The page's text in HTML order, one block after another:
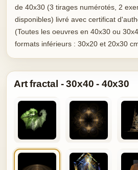
de 40x30 (3 tirages numérotés, 2
disponibles) livré avec certificat
(Toutes les oeuvres en 40x30 ou
formats inférieurs : 30x20 et 20x30
Art fractal - 30x40 - 40x30